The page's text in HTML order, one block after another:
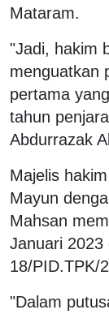
Mataram.
"Jadi, hakim
menguatkan
pertama
tahun
Abdurrazak
Majelis
Mayun
Mahsan
Januari 2023
18/PID.TPK/
"Dalam